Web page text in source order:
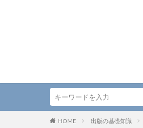
HOME 出版の基礎知識